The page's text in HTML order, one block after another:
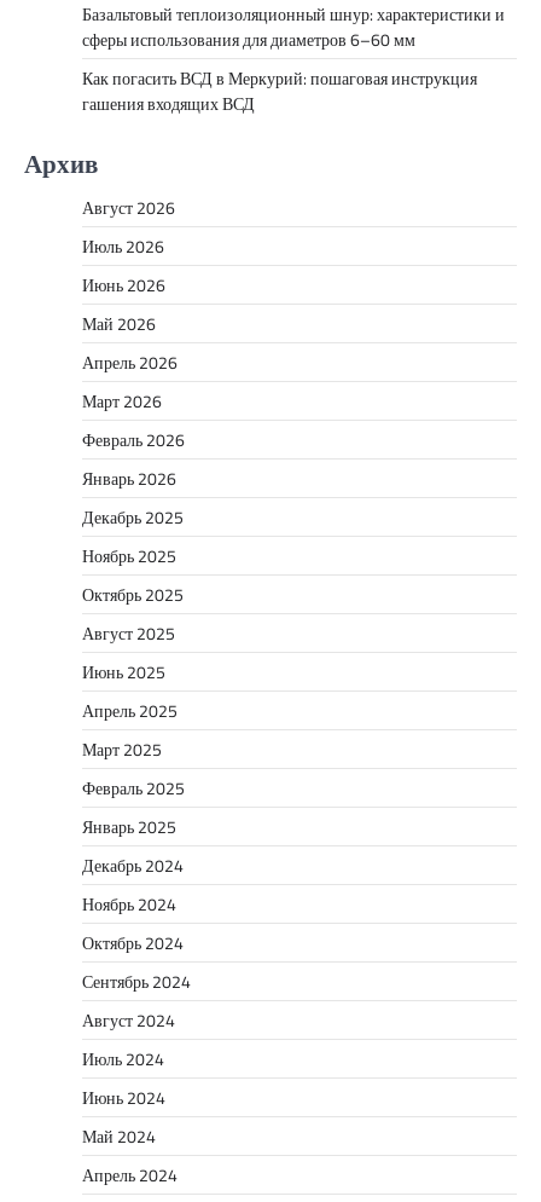
Базальтовый теплоизоляционный шнур: характеристики и
сферы использования для диаметров 6–60 мм
Как погасить ВСД в Меркурий: пошаговая инструкция
гашения входящих ВСД
Архив
Август 2026
Июль 2026
Июнь 2026
Май 2026
Апрель 2026
Март 2026
Февраль 2026
Январь 2026
Декабрь 2025
Ноябрь 2025
Октябрь 2025
Август 2025
Июнь 2025
Апрель 2025
Март 2025
Февраль 2025
Январь 2025
Декабрь 2024
Ноябрь 2024
Октябрь 2024
Сентябрь 2024
Август 2024
Июль 2024
Июнь 2024
Май 2024
Апрель 2024